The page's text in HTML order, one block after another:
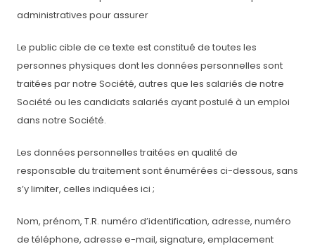
administratives pour assurer
Le public cible de ce texte est constitué de toutes les
personnes physiques dont les données personnelles sont
traitées par notre Société, autres que les salariés de notre
Société ou les candidats salariés ayant postulé à un emploi
dans notre Société.
Les données personnelles traitées en qualité de
responsable du traitement sont énumérées ci-dessous, sans
s’y limiter, celles indiquées ici ;
Nom, prénom, T.R. numéro d’identification, adresse, numéro
de téléphone, adresse e-mail, signature, emplacement